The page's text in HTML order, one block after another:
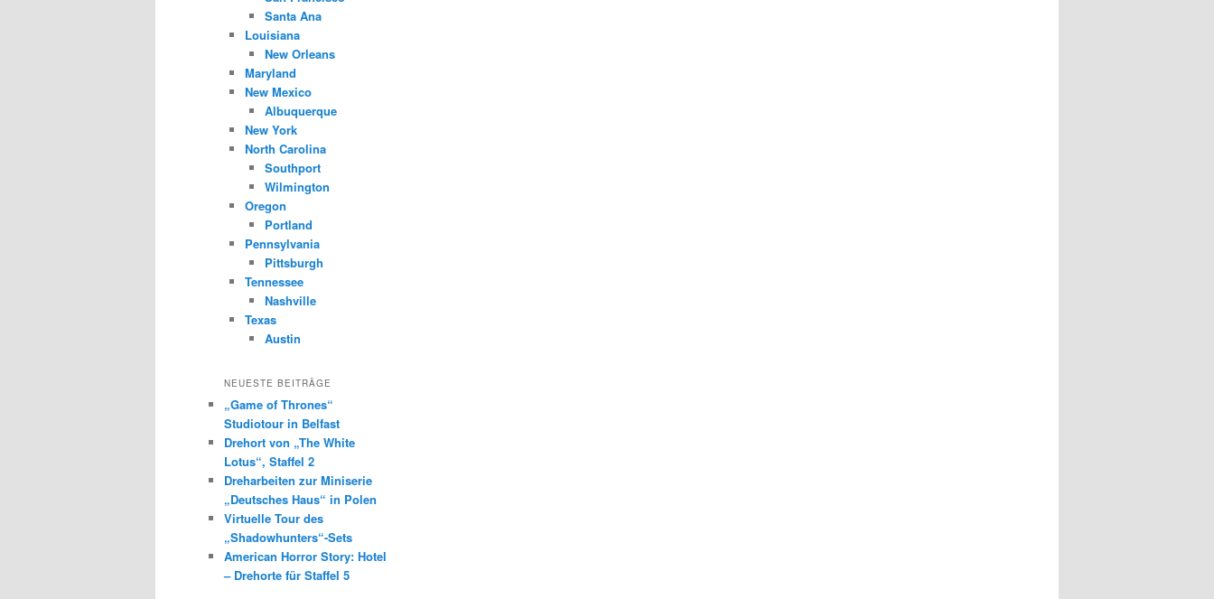
Santa Ana
Louisiana
New Orleans
Maryland
New Mexico
Albuquerque
New York
North Carolina
Southport
Wilmington
Oregon
Portland
Pennsylvania
Pittsburgh
Tennessee
Nashville
Texas
Austin
NEUESTE BEITRÄGE
„Game of Thrones“
Studiotour in Belfast
Drehort von „The White
Lotus“, Staffel 2
Dreharbeiten zur Miniserie
„Deutsches Haus“ in Polen
Virtuelle Tour des
„Shadowhunters“-Sets
American Horror Story: Hotel
– Drehorte für Staffel 5